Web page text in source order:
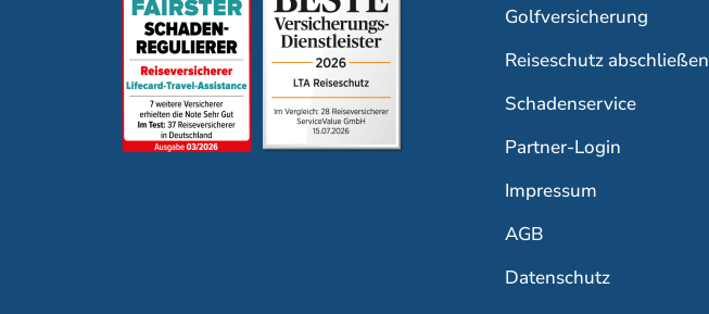
Golfversicherung
Reiseschutz abschließen
Schadenservice
Partner-Login
Impressum
AGB
Datenschutz